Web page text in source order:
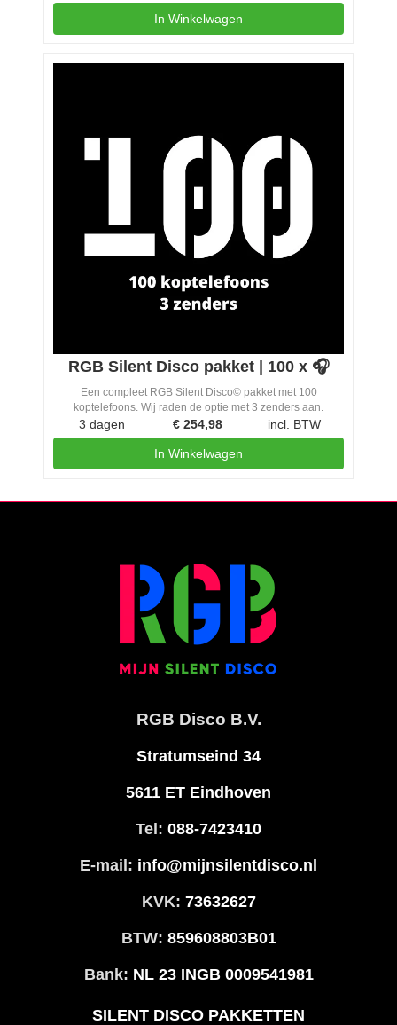
In Winkelwagen
RGB Silent Disco pakket | 100 x 🎧
Een compleet RGB Silent Disco© pakket met 100
koptelefoons. Wij raden de optie met 3 zenders aan.
3 dagen € 254,98 incl. BTW
In Winkelwagen
RGB Disco B.V.
Stratumseind 34
5611 ET Eindhoven
Tel: 088-7423410
E-mail: info@mijnsilentdisco.nl
KVK: 73632627
BTW: 859608803B01
Bank: NL 23 INGB 0009541981
SILENT DISCO PAKKETTEN